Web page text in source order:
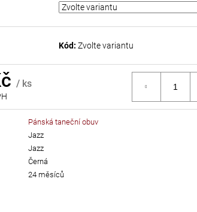
Kód: Zvolte variantu
/ ks
Pánská taneční obuv
Jazz
Jazz
Černá
24 měsíců